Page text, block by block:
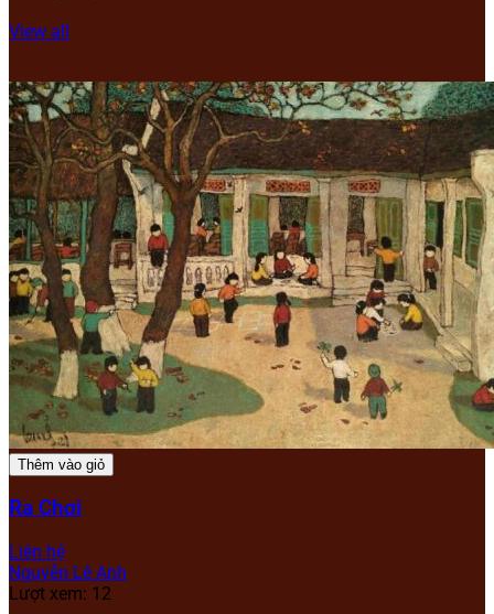
View all
Thêm vào giỏ
Ra Chơi
Liên hệ
Nguyễn Lê Anh
Lượt xem: 12